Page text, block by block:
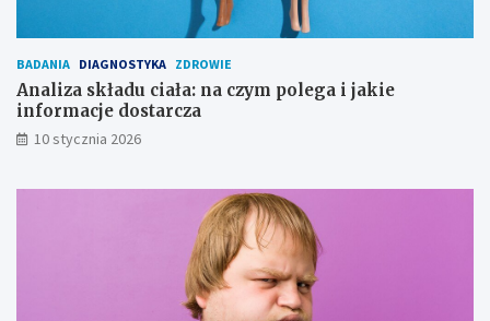
BADANIA DIAGNOSTYKA ZDROWIE
Analiza składu ciała: na czym polega i jakie
informacje dostarcza
10 stycznia 2026